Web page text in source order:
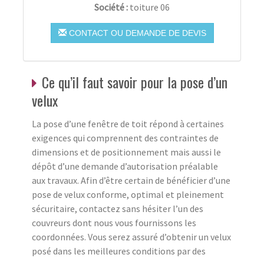
Société : toiture 06
CONTACT OU DEMANDE DE DEVIS
Ce qu’il faut savoir pour la pose d’un
velux
La pose d’une fenêtre de toit répond à certaines
exigences qui comprennent des contraintes de
dimensions et de positionnement mais aussi le
dépôt d’une demande d’autorisation préalable
aux travaux. Afin d’être certain de bénéficier d’une
pose de velux conforme, optimal et pleinement
sécuritaire, contactez sans hésiter l’un des
couvreurs dont nous vous fournissons les
coordonnées. Vous serez assuré d’obtenir un velux
posé dans les meilleures conditions par des